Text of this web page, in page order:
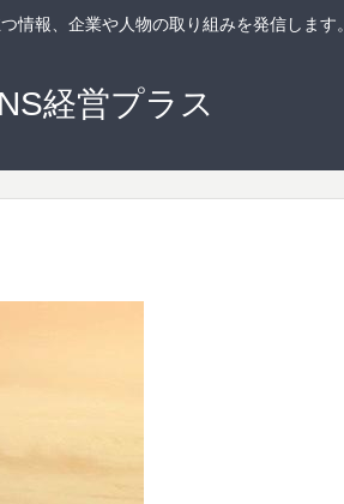
情報、企業や人物の取り組みを発信します。
経営プラス